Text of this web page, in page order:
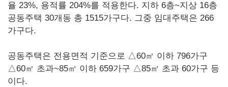
율 23%, 용적률 204%를 적용한다. 지하 6층~지상 16층
공동주택 30개동 총 1515가구다. 그중 임대주택은 266
가구다.
공동주택은 전용면적 기준으로 △60㎡ 이하 796가구
△60㎡ 초과~85㎡ 이하 659가구 △85㎡ 초과 60가구 등
이다.